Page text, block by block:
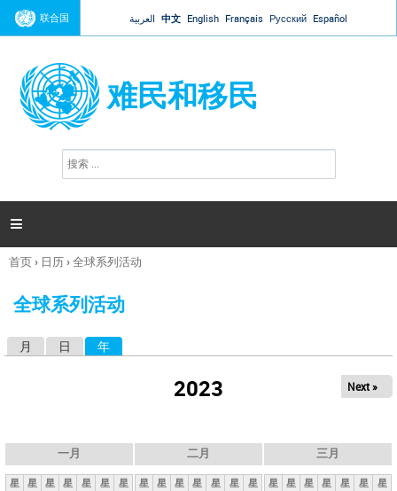
Jump to navigation
联合国 العربية 中文 English Français Русский Español
难民和移民
搜
索

你
这
首页› 日历›全球系列活动
全球系列活动
月 日 年
2023 Next »
一月
星 星 星 星 星 星
星
二月
星 星 星 星 星 星 星
三月
星 星 星 星 星 星 星